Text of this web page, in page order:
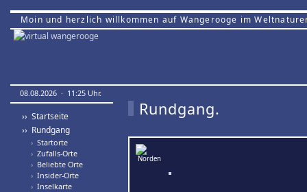
Moin und herzlich willkommen auf Wangerooge im
08.08.2026 · 11:25 Uhr.
›› Startseite
›› Rundgang
› Startorte
› Zufalls-Orte
› Beliebte Orte
› Insider-Orte
› Inselkarte
Rundgang.